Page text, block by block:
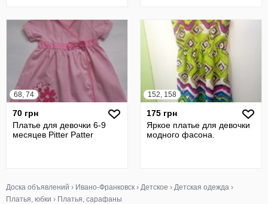
68, 74
70 грн
Платье для девочки 6-9
месяцев Pitter Patter
152, 158
175 грн
Яркое платье для девочки
модного фасона.
Доска объявлений › Ивано-Франковск › Детское › Детская одежда ›
Платья, юбки › Платья, сарафаны